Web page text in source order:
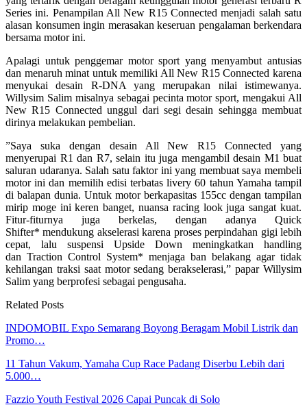
Series ini. Penampilan All New R15 Connected menjadi salah satu
alasan konsumen ingin merasakan keseruan pengalaman berkendara
bersama motor ini.
Apalagi untuk penggemar motor sport yang menyambut antusias
dan menaruh minat untuk memiliki All New R15 Connected karena
menyukai desain R-DNA yang merupakan nilai istimewanya.
Willysim Salim misalnya sebagai pecinta motor sport, mengakui All
New R15 Connected unggul dari segi desain sehingga membuat
dirinya melakukan pembelian.
”Saya suka dengan desain All New R15 Connected yang
menyerupai R1 dan R7, selain itu juga mengambil desain M1 buat
saluran udaranya. Salah satu faktor ini yang membuat saya membeli
motor ini dan memilih edisi terbatas livery 60 tahun Yamaha tampil
di balapan dunia. Untuk motor berkapasitas 155cc dengan tampilan
mirip moge ini keren banget, nuansa racing look juga sangat kuat.
Fitur-fiturnya juga berkelas, dengan adanya Quick
Shifter* mendukung akselerasi karena proses perpindahan gigi lebih
cepat, lalu suspensi Upside Down meningkatkan handling
dan Traction Control System* menjaga ban belakang agar tidak
kehilangan traksi saat motor sedang berakselerasi,” papar Willysim
Salim yang berprofesi sebagai pengusaha.
Related Posts
INDOMOBIL Expo Semarang Boyong Beragam Mobil Listrik dan
Promo…
11 Tahun Vakum, Yamaha Cup Race Padang Diserbu Lebih dari
5.000…
Fazzio Youth Festival 2026 Capai Puncak di Solo